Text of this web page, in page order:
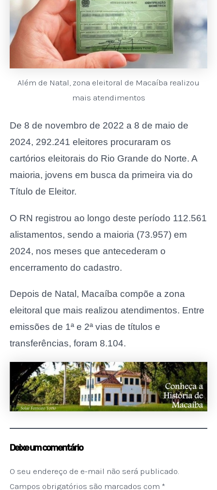
Além de Natal, zona eleitoral de Macaíba realizou
mais atendimentos
De 8 de novembro de 2022 a 8 de maio de
2024, 292.241 eleitores procuraram os
cartórios eleitorais do Rio Grande do Norte. A
maioria, jovens em busca da primeira via do
Título de Eleitor.
O RN registrou ao longo deste período 112.561
alistamentos, sendo a maioria (73.957) em
2024, nos meses que antecederam o
encerramento do cadastro.
Depois de Natal, Macaíba compõe a zona
eleitoral que mais realizou atendimentos. Entre
emissões de 1ª e 2ª vias de títulos e
transferências, foram 8.104.
Deixe um comentário
O seu endereço de e-mail não será publicado.
Campos obrigatórios são marcados com *